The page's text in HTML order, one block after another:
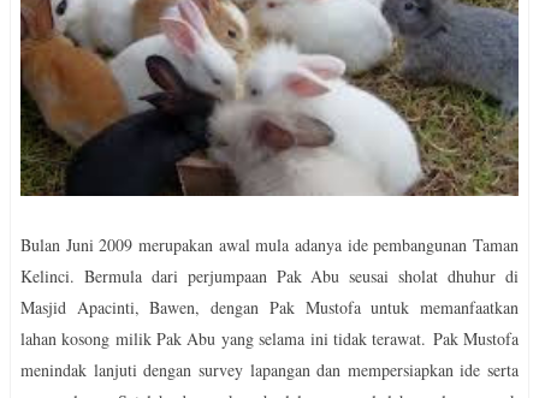
Bulan Juni 2009 merupakan awal mula adanya ide pembangunan Taman
Kelinci. Bermula dari perjumpaan Pak Abu seusai sholat dhuhur di
Masjid Apacinti, Bawen, dengan Pak Mustofa untuk memanfaatkan
lahan kosong milik Pak Abu yang selama ini tidak terawat. Pak Mustofa
menindak lanjuti dengan survey lapangan dan mempersiapkan ide serta